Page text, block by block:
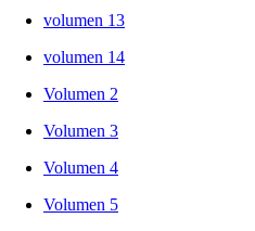
volumen 13
volumen 14
Volumen 2
Volumen 3
Volumen 4
Volumen 5